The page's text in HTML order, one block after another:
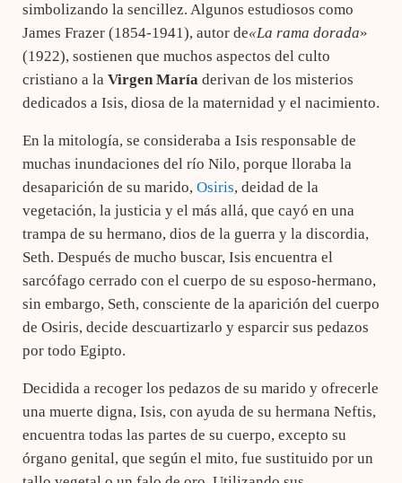
simbolizando la sencillez. Algunos estudiosos como
James Frazer (1854-1941), autor de«La rama dorada»
(1922), sostienen que muchos aspectos del culto
cristiano a laVirgen Maríaderivan de los misterios
dedicados a Isis, diosa de la maternidad y el nacimiento.
En la mitología, se consideraba a Isis responsable de
muchas inundaciones del río Nilo, porque lloraba la
desaparición de su marido, Osiris, deidad de la
vegetación, la justicia y el más allá, que cayó en una
trampa de su hermano, dios de la guerra y la discordia,
Seth. Después de mucho buscar, Isis encuentra el
sarcófago cerrado con el cuerpo de su esposo-hermano,
sin embargo, Seth, consciente de la aparición del cuerpo
de Osiris, decide descuartizarlo y esparcir sus pedazos
por todo Egipto.
Decidida a recoger los pedazos de su marido y ofrecerle
una muerte digna, Isis, con ayuda de su hermana Neftis,
encuentra todas las partes de su cuerpo, excepto su
órgano genital, que según el mito, fue sustituido por un